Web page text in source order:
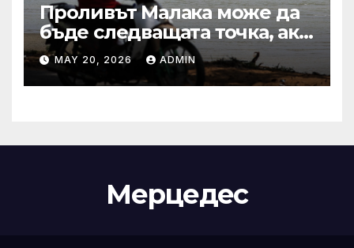
Проливът Малака може да
бъде следващата точка, ако
Азия не внимава
MAY 20, 2026 ADMIN
Мерцедес